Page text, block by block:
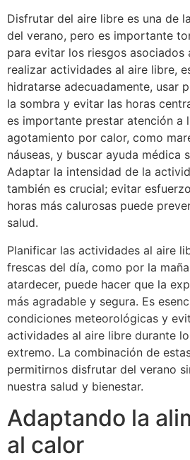
Disfrutar del aire libre es una de
del verano, pero es importante
para evitar los riesgos asociados
realizar actividades al aire libre,
hidratarse adecuadamente, usar
la sombra y evitar las horas
es importante prestar atención a
agotamiento por calor, como
náuseas, y buscar ayuda médica
Adaptar la intensidad de la
también es crucial; evitar
horas más calurosas puede
salud.
Planificar las actividades al aire
frescas del día, como por la
atardecer, puede hacer que la
más agradable y segura. Es
condiciones meteorológicas y
actividades al aire libre durante
extremo. La combinación de
permitirnos disfrutar del verano
nuestra salud y bienestar.
Adaptando la
al calor